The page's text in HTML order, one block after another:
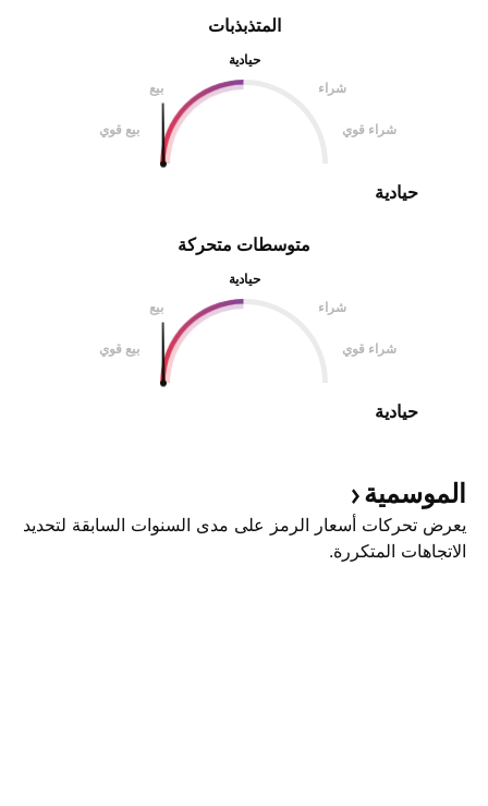
المتذبذبات
حيادية
بيع
شراء
بيع قوي شراء قوي
حيادية
متوسطات متحركة
حيادية
بيع
شراء
بيع قوي شراء قوي
حيادية
الموسمية
يعرض تحركات أسعار الرمز على مدى السنوات السابقة لتحديد
الاتجاهات المتكررة.